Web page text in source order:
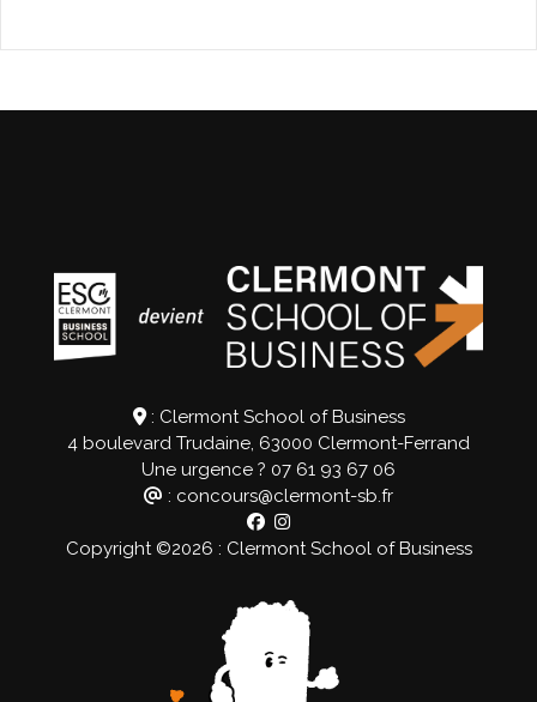
: Clermont School of Business
4 boulevard Trudaine, 63000 Clermont-Ferrand
Une urgence ? 07 61 93 67 06
: concours@clermont-sb.fr
Copyright ©2026 : Clermont School of Business